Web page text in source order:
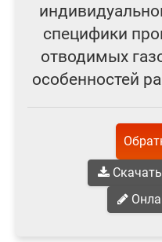
специфики
отводимых
особенностей